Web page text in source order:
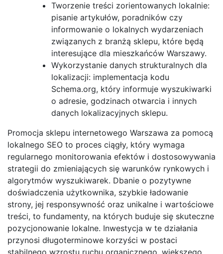
Tworzenie treści zorientowanych lokalnie:
pisanie artykułów, poradników czy
informowanie o lokalnych wydarzeniach
związanych z branżą sklepu, które będą
interesujące dla mieszkańców Warszawy.
Wykorzystanie danych strukturalnych dla
lokalizacji: implementacja kodu
Schema.org, który informuje wyszukiwarki
o adresie, godzinach otwarcia i innych
danych lokalizacyjnych sklepu.
Promocja sklepu internetowego Warszawa za pomocą
lokalnego SEO to proces ciągły, który wymaga
regularnego monitorowania efektów i dostosowywania
strategii do zmieniających się warunków rynkowych i
algorytmów wyszukiwarek. Dbanie o pozytywne
doświadczenia użytkownika, szybkie ładowanie
strony, jej responsywność oraz unikalne i wartościowe
treści, to fundamenty, na których buduje się skuteczne
pozycjonowanie lokalne. Inwestycja w te działania
przynosi długoterminowe korzyści w postaci